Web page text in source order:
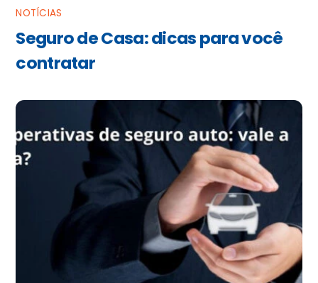
NOTÍCIAS
Seguro de Casa: dicas para você
contratar